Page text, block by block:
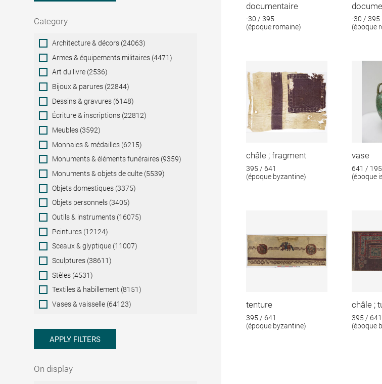
Category
Category
Architecture & décors (24063)
Armes & équipements militaires (4471)
Art du livre (2536)
Bijoux & parures (22844)
Dessins & gravures (6148)
Écriture & inscriptions (22812)
Meubles (3592)
Monnaies & médailles (6215)
Monuments & éléments funéraires (9359)
Monuments & objets de culte (5539)
Objets domestiques (3375)
Objets personnels (3405)
Outils & instruments (16075)
Peintures (12124)
Sceaux & glyptique (11007)
Sculptures (38611)
Stèles (4531)
Textiles & habillement (8151)
Vases & vaisselle (64123)
APPLY FILTERS
On display
documentaire
-30 / 395
(époque romaine)
-30 / 395
(époque
châle ; fragment
395 / 641
(époque byzantine)
vase
641 /
(époque
tenture
395 / 641
(époque byzantine)
châle ;
395 / 641
(époque